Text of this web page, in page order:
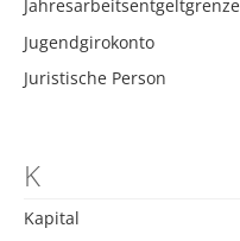
Jahresarbeitsentgeltgrenze
Jugendgirokonto
Juristische Person
K
Kapital